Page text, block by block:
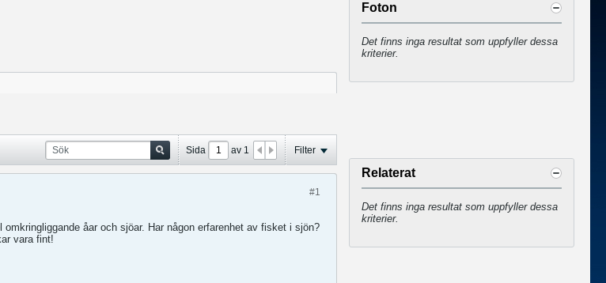
Sida av 1 Filter
#1
åar och sjöar. Har någon erfarenhet av fisket i sjön?
vara fint!
Foton
Det finns inga resultat som uppfyller dessa
kriterier.
Relaterat
Det finns inga resultat som uppfyller dessa
kriterier.